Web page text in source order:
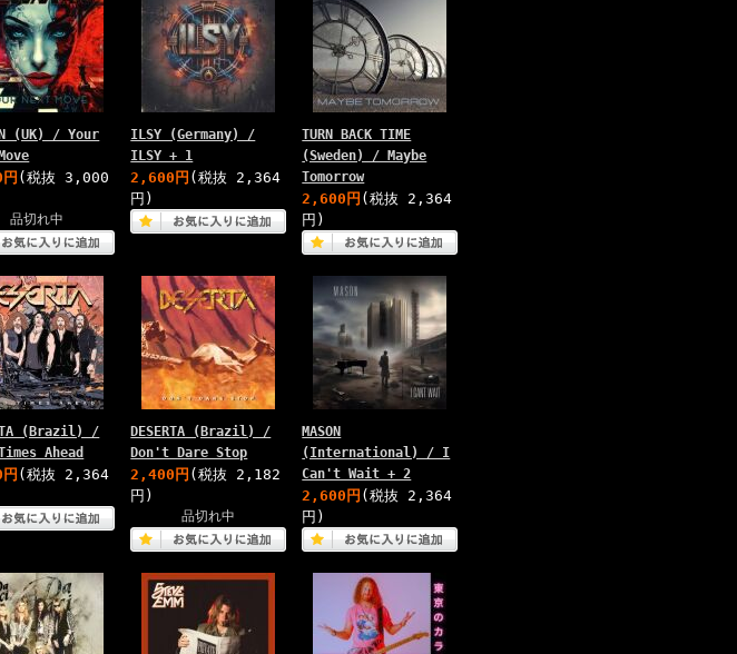
(UK) / Your
(税抜 3,000
品切れ中
ILSY (Germany) /
ILSY + 1
2,600円 (税抜 2,364
円)
TURN BACK TIME
(Sweden) / Maybe
Tomorrow
2,600円 (税抜 2,364
円)
(Brazil) /
Ahead
(税抜 2,364
DESERTA (Brazil) /
Don't Dare Stop
2,400円 (税抜 2,182
円)
品切れ中
MASON
(International) / I
Can't Wait + 2
2,600円 (税抜 2,364
円)